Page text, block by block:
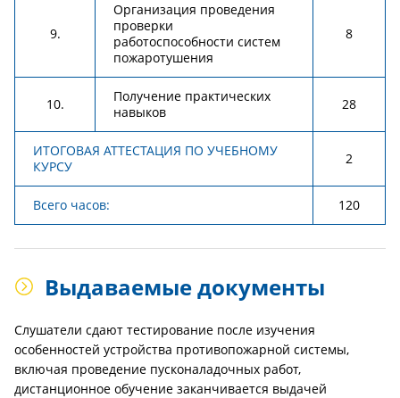
9.
Организация проведения
проверки
работоспособности систем
пожаротушения
8
10.
Получение практических
навыков
28
ИТОГОВАЯ АТТЕСТАЦИЯ ПО УЧЕБНОМУ
КУРСУ
2
Всего часов: 120
Выдаваемые документы
Слушатели сдают тестирование после изучения
особенностей устройства противопожарной системы,
включая проведение пусконаладочных работ,
дистанционное обучение заканчивается выдачей